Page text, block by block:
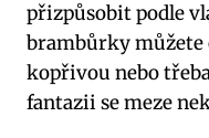
přizpůsobit podle
brambůrky můžete
kopřivou nebo
fantazii se meze